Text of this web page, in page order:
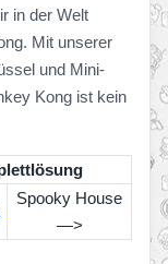
in der Welt
Mit unserer
und Mini-
Kong ist kein
Spooky House
—>